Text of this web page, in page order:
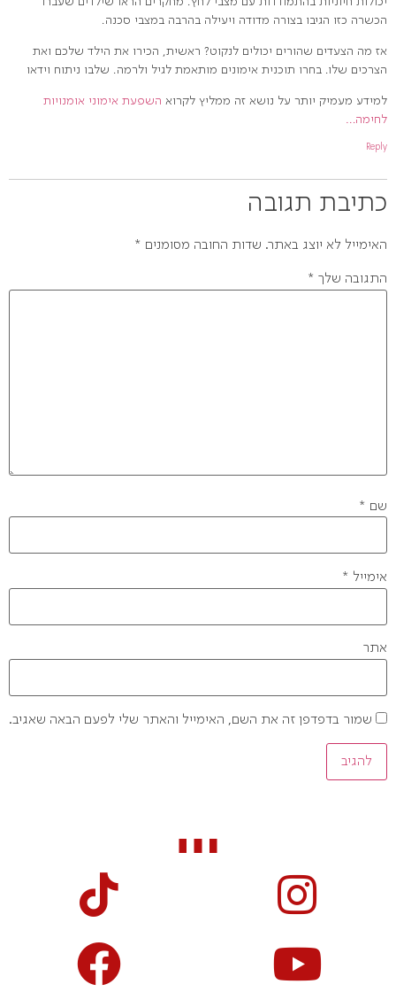
הכשרה כזו הגיבו בצורה מדודה ויעילה בהרבה במצבי סכנה.
אז מה הצעדים שהורים יכולים לנקוט? ראשית, הכירו את הילד שלכם ואת
הצרכים שלו. בחרו תוכנית אימונים מותאמת לגיל ולרמה. שלבו ניתוח וידאו
למידע מעמיק יותר על נושא זה ממליץ לקרוא השפעת אימוני אומנויות
לחימה…
Reply
כתיבת תגובה
האימייל לא יוצג באתר. שדות החובה מסומנים *
התגובה שלך *
שם *
אימייל *
אתר
שמור בדפדפן זה את השם, האימייל והאתר שלי לפעם הבאה שאגיב.